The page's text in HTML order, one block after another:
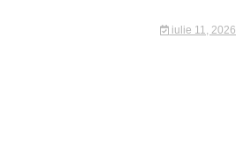
iulie 11, 2026